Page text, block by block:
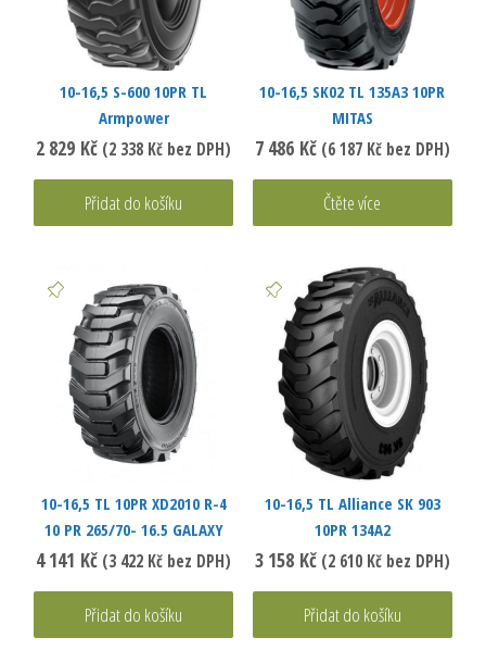
10-16,5 S-600 10PR TL
Armpower
2 829 Kč (2 338 Kč bez DPH)
Přidat do košíku
10-16,5 SK02 TL 135A3 10PR
MITAS
7 486 Kč (6 187 Kčbez DPH)
Čtěte více
10-16,5 TL 10PR XD2010 R-4
10 PR 265/70- 16.5 GALAXY
4 141 Kč (3 422 Kč bez DPH)
Přidat do košíku
10-16,5 TL Alliance SK 903
10PR 134A2
3 158 Kč (2 610 Kčbez DPH)
Přidat do košíku